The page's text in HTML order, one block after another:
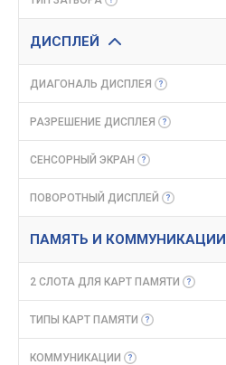
ДИСПЛЕЙ
ДИАГОНАЛЬ ДИСПЛЕЯ
РАЗРЕШЕНИЕ ДИСПЛЕЯ
СЕНСОРНЫЙ ЭКРАН
ПОВОРОТНЫЙ ДИСПЛЕЙ
ПАМЯТЬ И КОММУНИКАЦИИ
2 СЛОТА ДЛЯ КАРТ ПАМЯТИ
ТИПЫ КАРТ ПАМЯТИ
КОММУНИКАЦИИ